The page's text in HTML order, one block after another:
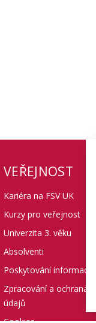
VEŘEJNOST
Kariéra na FSV UK
Kurzy pro veřejnost
Univerzita 3. věku
Absolventi
Poskytování informací
Zpracování a ochrana
údajů